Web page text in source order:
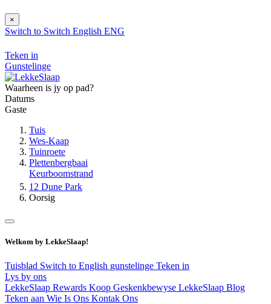
×
Switch to Switch English ENG
Teken in
Gunstelinge
Waarheen is jy op pad?
Datums
Gaste
Tuis
Wes-Kaap
Tuinroete
Plettenbergbaai
Keurboomstrand
12 Dune Park
Oorsig
Welkom by LekkeSlaap!
Tuisblad Switch to English gunstelinge Teken in
Lys by ons
LekkeSlaap Rewards Koop Geskenkbewyse LekkeSlaap Blog
Teken aan Wie Is Ons Kontak Ons